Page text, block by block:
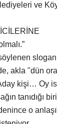
ve
akla "dün
kişi… Oy
tanıdığı
o